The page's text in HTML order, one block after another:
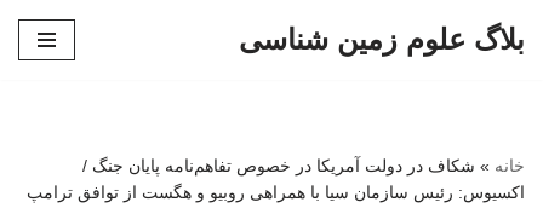
بلاگ علوم زمین شناسی
خانه » شکاف در دولت آمریکا در خصوص تفاهم‌نامه پایان جنگ /
اکسیوس: رئیس سازمان سیا با همراهی روبیو و هگست از توافق ترامپ